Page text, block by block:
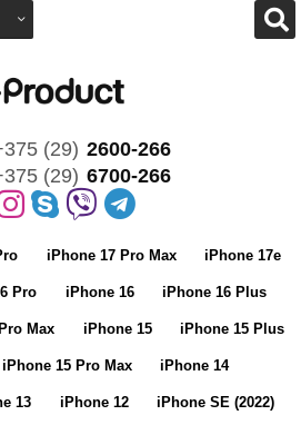
(29) 2600-266
(29) 6700-266
iPhone 17 Pro Max iPhone 17e
Pro iPhone 16 iPhone 16 Plus
Max iPhone 15 iPhone 15 Plus
iPhone 15 Pro Max iPhone 14
13 iPhone 12 iPhone SE (2022)